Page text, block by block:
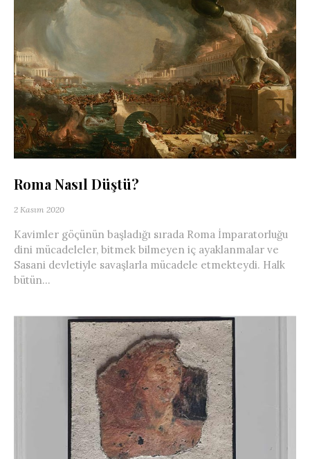
Roma Nasıl Düştü?
2 Kasım 2020
Kavimler göçünün başladığı sırada Roma İmparatorluğu
dini mücadeleler, bitmek bilmeyen iç ayaklanmalar ve
Sasani devletiyle savaşlarla mücadele etmekteydi. Halk
bütün...